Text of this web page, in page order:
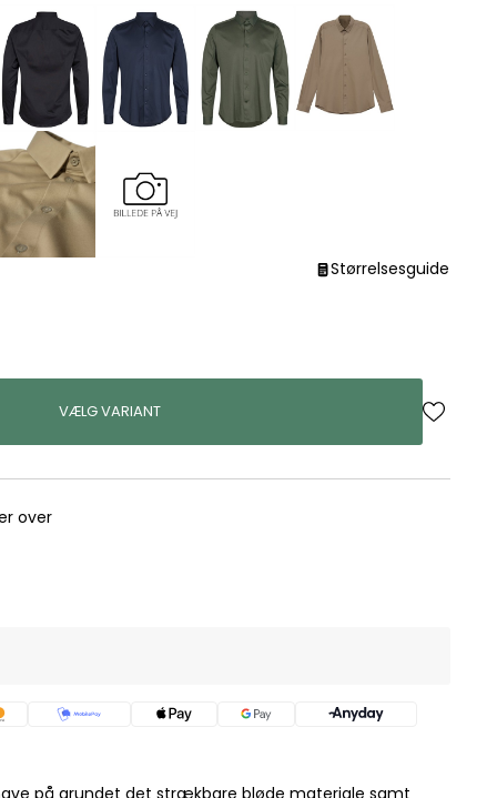
Størrelsesguide
VÆLG VARIANT
over